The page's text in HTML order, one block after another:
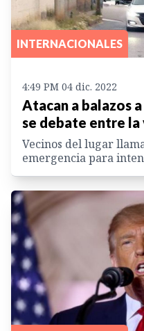
INTERNACIONALES
4:49 PM 04 dic. 2022
Atacan a balazos
se debate entre la
Vecinos del lugar
emergencia para